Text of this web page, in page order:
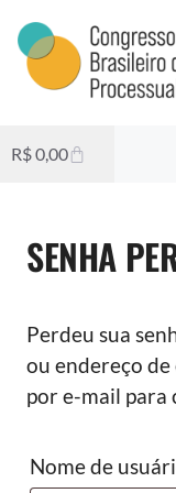
R$0,00
SENHA
Perdeu sua
ou endereço
por e-mail para
Nome de